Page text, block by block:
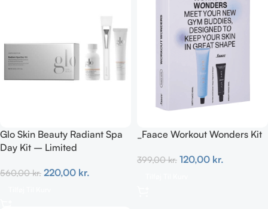
Glo Skin Beauty Radiant Spa
Day Kit – Limited
560,00kr. 220,00 kr.
_Faace Workout Wonders Kit
399,00kr. 120,00 kr.